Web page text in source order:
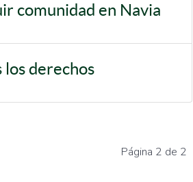
comunidad en Navia
los derechos
Página 2 de 2